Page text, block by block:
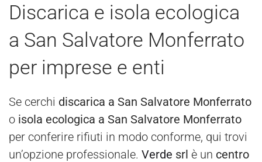
Discarica e isola ecologica
a San Salvatore Monferrato
per imprese e enti
Se cerchi discarica a San Salvatore Monferrato
o isola ecologica a San Salvatore Monferrato
per conferire rifiuti in modo conforme, qui trovi
un’opzione professionale. Verde srl è un centro